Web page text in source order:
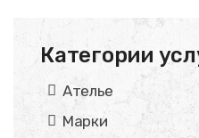
Категории
Ателье
Марки